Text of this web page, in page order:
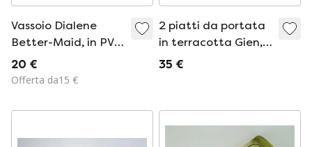
Vassoio Dialene
Better-Maid, in PVC
britannico, anni '60-
'70
20 €
Offerta da15 €
2 piatti da portata
in terracotta Gien,
modello May, circa
35 €